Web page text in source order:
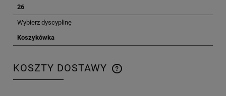
26
Wybierz dyscyplinę
Koszykówka
KOSZTY DOSTAWY
CENA NIE ZAWIERA EWENTUALNYCH KOSZTÓW